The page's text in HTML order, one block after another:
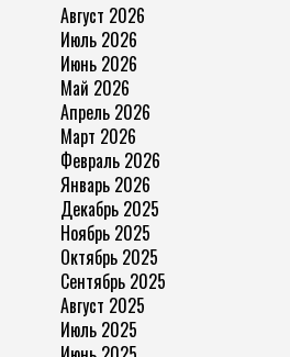
Август 2026
Июль 2026
Июнь 2026
Май 2026
Апрель 2026
Март 2026
Февраль 2026
Январь 2026
Декабрь 2025
Ноябрь 2025
Октябрь 2025
Сентябрь 2025
Август 2025
Июль 2025